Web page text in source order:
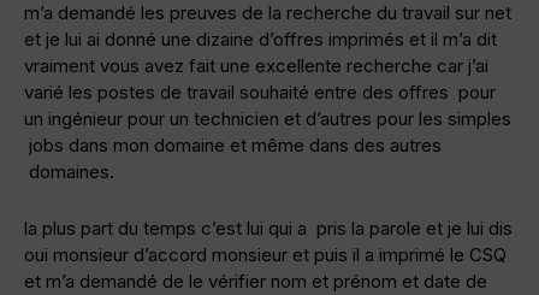
m’a demandé les preuves de la recherche du travail sur net
et je lui ai donné une dizaine d’offres imprimés et il m’a dit
vraiment vous avez fait une excellente recherche car j’ai
varié les postes de travail souhaité entre des offres pour
un ingénieur pour un technicien et d’autres pour les simples
jobs dans mon domaine et même dans des autres
domaines.
la plus part du temps c’est lui qui a pris la parole et je lui dis
oui monsieur d’accord monsieur et puis il a imprimé le CSQ
et m’a demandé de le vérifier nom et prénom et date de